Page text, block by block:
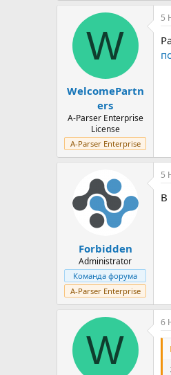
W
WelcomePartn
ers
A-Parser Enterprise
License
A-Parser Enterprise
5
Forbidden
Administrator
Команда форума
A-Parser Enterprise
5
В
W
6